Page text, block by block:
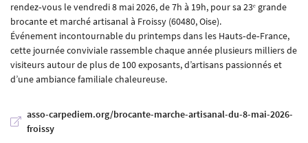
 Recopier le code ci-contre
Rafraîchir le captcha
rendez‑vous le vendredi 8 mai 2026, de 7h à 19h, pour sa 23ᵉ grande
brocante et marché artisanal à Froissy (60480, Oise).
Événement incontournable du printemps dans les Hauts‑de‑France,
cette journée conviviale rassemble chaque année plusieurs milliers de
visiteurs autour de plus de 100 exposants, d’artisans passionnés et
d’une ambiance familiale chaleureuse.
asso-carpediem.org/brocante-marche-artisanal-du-8-mai-2026-
froissy